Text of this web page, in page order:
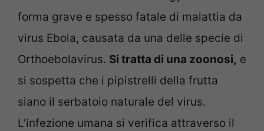
forma grave e spesso fatale di malattia da
virus Ebola, causata da una delle specie di
Orthoebolavirus. Si tratta di una zoonosi, e
si sospetta che i pipistrelli della frutta
siano il serbatoio naturale del virus.
L’infezione umana si verifica attraverso il